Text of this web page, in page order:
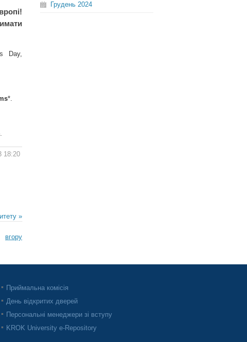
Day,
*.
18:20
»
вгору
Грудень 2024
Приймальна комісія
День відкритих дверей
Персональні менеджери зі вступу
KROK University e-Repository